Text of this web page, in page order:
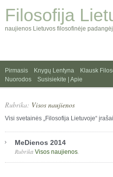
Filosofija
naujienos Lietuvos filosofinėje
Pirmasis Knygų Lentyna Klausk
Nuorodos
Susisiekite | Apie
Rubrika: Visos naujienos
Visi svetainės „Filosofija Lietuvoje“ įrašai
MeDienos 2014
Rubrika Visos naujienos